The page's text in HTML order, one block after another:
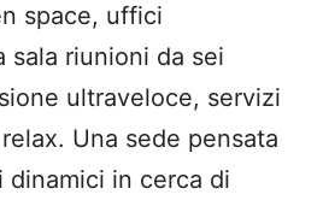
space, uffici
sala riunioni da sei
ultraveloce, servizi
Una sede pensata
dinamici in cerca di